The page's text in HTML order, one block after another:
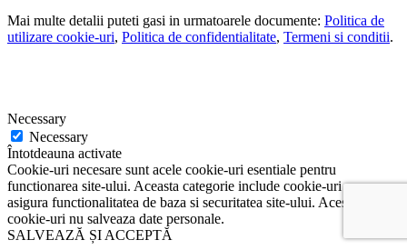
Mai multe detalii puteti gasi in urmatoarele documente: Politica de
utilizare cookie-uri, Politica de confidentialitate, Termeni si conditii.
Necessary
Necessary
Întotdeauna activate
Cookie-uri necesare sunt acele cookie-uri esentiale pentru
functionarea site-ului. Aceasta categorie include cookie-uri ce
asigura functionalitatea de baza si securitatea site-ului. Aceste
cookie-uri nu salveaza date personale.
SALVEAZĂ ȘI ACCEPTĂ